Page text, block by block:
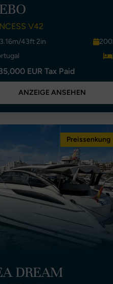
V42
43ft 2in
EUR Tax Paid
ANZEIGE ANSEHEN
Preissenkung
DREAM